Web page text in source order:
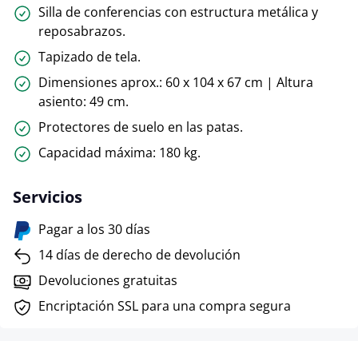
Silla de conferencias con estructura metálica y
reposabrazos.
Tapizado de tela.
Dimensiones aprox.: 60 x 104 x 67 cm | Altura
asiento: 49 cm.
Protectores de suelo en las patas.
Capacidad máxima: 180 kg.
Servicios
Pagar a los 30 días
14 días de derecho de devolución
Devoluciones gratuitas
Encriptación SSL para una compra segura